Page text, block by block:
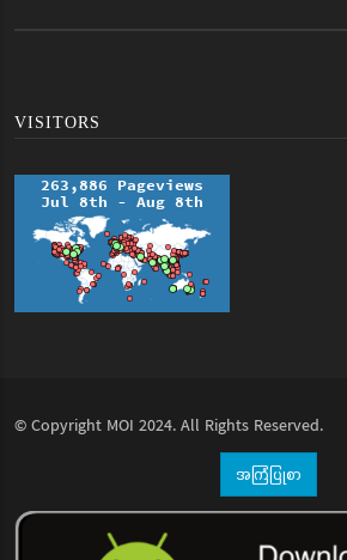
VISITORS
© Copyright MOI 2024. All Rights Reserved.
အကြံပြုစာ